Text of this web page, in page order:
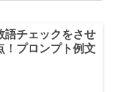
語チェックをさせ
！プロンプト例文